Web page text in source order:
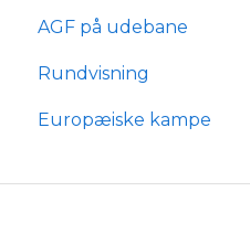
mit.agf
AGF score
AGF på udebane
Rundvisning
Europæiske kampe